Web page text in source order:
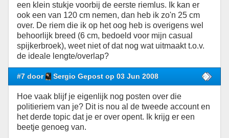
een klein stukje voorbij de eerste riemlus. Ik kan er
ook een van 120 cm nemen, dan heb ik zo'n 25 cm
over. De riem die ik op het oog heb is overigens wel
behoorlijk breed (6 cm, bedoeld voor mijn casual
spijkerbroek), weet niet of dat nog wat uitmaakt t.o.v.
de ideale lengte/overlap?
#7 door Sergio Gepost op 03 Jun 2008
Hoe vaak blijf je eigenlijk nog posten over die
politieriem van je? Dit is nou al de tweede account en
het derde topic dat je er over opent. Ik krijg er een
beetje genoeg van.